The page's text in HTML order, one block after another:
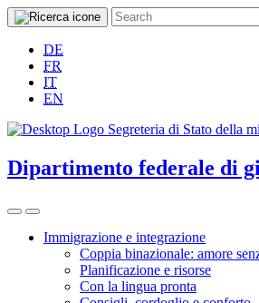
DE
FR
IT
EN
Dipartimento federale di
Immigrazione e integrazione
Coppia binazionale: amore
Planificazione e risorse
Con la lingua pronta